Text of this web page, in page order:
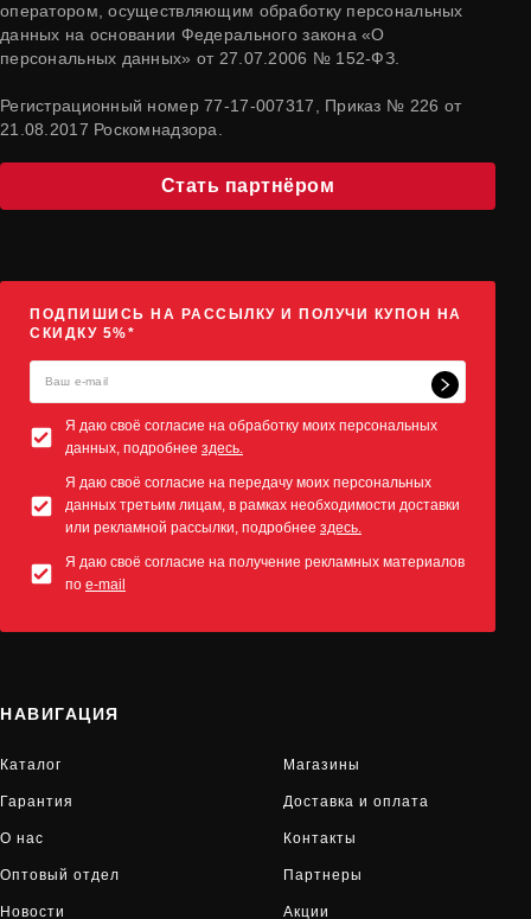
оператором, осуществляющим обработку персональных
данных на основании Федерального закона «О
персональных данных» от 27.07.2006 № 152-ФЗ.
Регистрационный номер 77-17-007317, Приказ № 226 от
21.08.2017 Роскомнадзора.
Стать партнёром
ПОДПИШИСЬ НА РАССЫЛКУ И ПОЛУЧИ КУПОН НА
СКИДКУ 5%*
Я даю своё согласие на обработку моих персональных
данных, подробнее здесь.
Я даю своё согласие на передачу моих персональных
данных третьим лицам, в рамках необходимости доставки
или рекламной рассылки, подробнее здесь.
Я даю своё согласие на получение рекламных материалов
по e-mail
НАВИГАЦИЯ
Каталог Магазины
Гарантия Доставка и оплата
О нас Контакты
Оптовый отдел Партнеры
Новости Акции